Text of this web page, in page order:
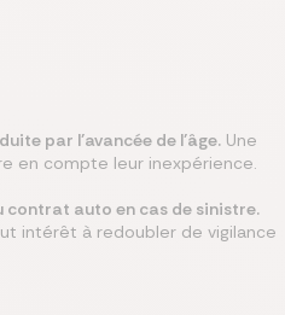
par l’avancée de l’âge. Une
en compte leur inexpérience.
contrat auto en cas de sinistre.
intérêt à redoubler de vigilance